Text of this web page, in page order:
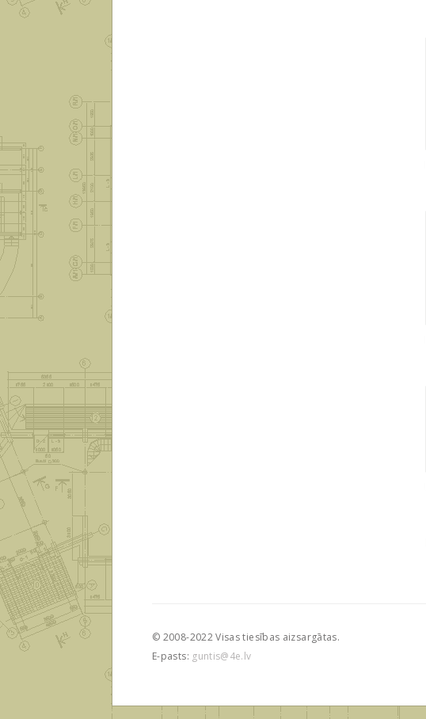
© 2008-2022 Visas tiesības aizsargātas.
E-pasts: guntis@4e.lv